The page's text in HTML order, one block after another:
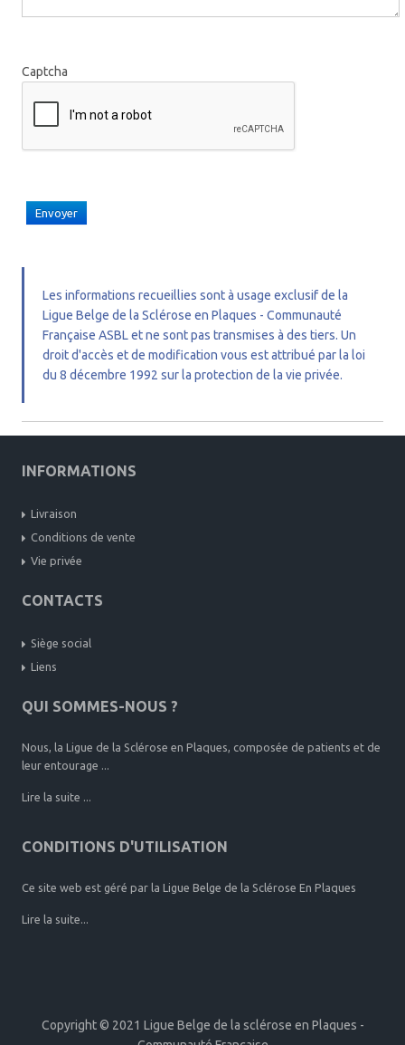
Captcha
Envoyer
Les informations recueillies sont à usage exclusif de la
Ligue Belge de la Sclérose en Plaques - Communauté
Française ASBL et ne sont pas transmises à des tiers. Un
droit d'accès et de modification vous est attribué par la loi
du 8 décembre 1992 sur la protection de la vie privée.
INFORMATIONS
Livraison
Conditions de vente
Vie privée
CONTACTS
Siège social
Liens
QUI SOMMES-NOUS ?
Nous, la Ligue de la Sclérose en Plaques, composée de patients et de
leur entourage ...
Lire la suite ...
CONDITIONS D'UTILISATION
Ce site web est géré par la Ligue Belge de la Sclérose En Plaques
Lire la suite...
Copyright © 2021 Ligue Belge de la sclérose en Plaques -